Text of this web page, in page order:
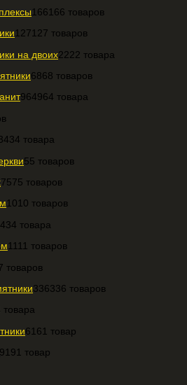
166 166 товаров
127127 товаров
на двоих2222 товара
6868 товаров
964964 товара
34 товара
55 товаров
7575 товаров
1010 товаров
34 товара
1111 товаров
товаров
336336 товаров
товара
61 61 товар
9191 товар